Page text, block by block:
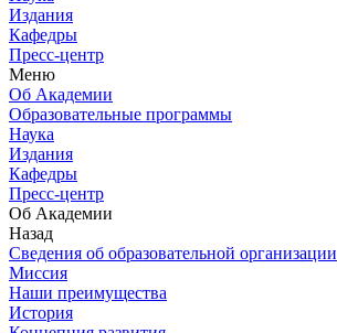
Издания
Кафедры
Пресс-центр
Меню
Об Академии
Образовательные программы
Наука
Издания
Кафедры
Пресс-центр
Об Академии
Назад
Сведения об образовательной организации
Миссия
Наши преимущества
История